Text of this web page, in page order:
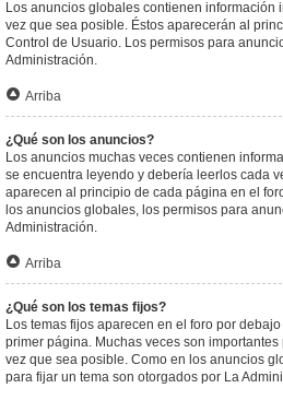
Los anuncios globales contienen información
vez que sea posible. Éstos aparecerán al
Control de Usuario. Los permisos para
Administración.
Arriba
¿Qué son los anuncios?
Los anuncios muchas veces contienen
se encuentra leyendo y debería leerlos cada
aparecen al principio de cada página en el
los anuncios globales, los permisos para
Administración.
Arriba
¿Qué son los temas fijos?
Los temas fijos aparecen en el foro por
primer página. Muchas veces son
vez que sea posible. Como en los anuncios
para fijar un tema son otorgados por La